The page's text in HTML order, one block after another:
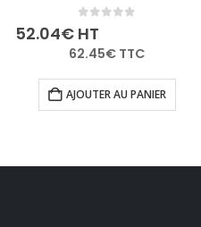
52.04€HT
62.45€TTC
AJOUTER AU PANIER